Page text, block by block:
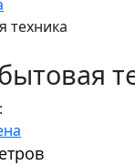
техника